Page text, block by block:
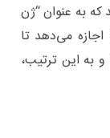
به عنوان “ژن
می‌دهد تا
و به این ترتیب،